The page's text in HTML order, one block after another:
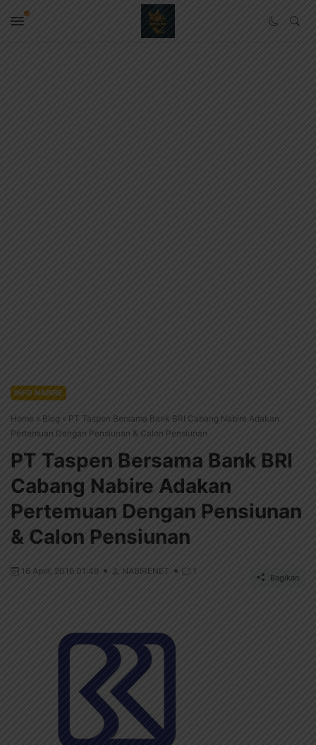
INFO NABIRE
Home » Blog » PT Taspen Bersama Bank BRI Cabang Nabire Adakan
Pertemuan Dengan Pensiunan & Calon Pensiunan
PT Taspen Bersama Bank BRI
Cabang Nabire Adakan
Pertemuan Dengan Pensiunan
& Calon Pensiunan
16 April, 2016 01:49 NABIRENET 1
Bagikan